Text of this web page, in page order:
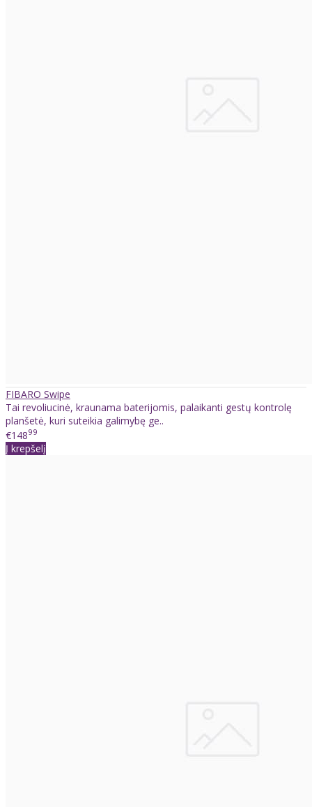
FIBARO Swipe
Tai revoliucinė, kraunama baterijomis, palaikanti gestų kontrolę
planšetė, kuri suteikia galimybę ge..
€14899
Į krepšelį